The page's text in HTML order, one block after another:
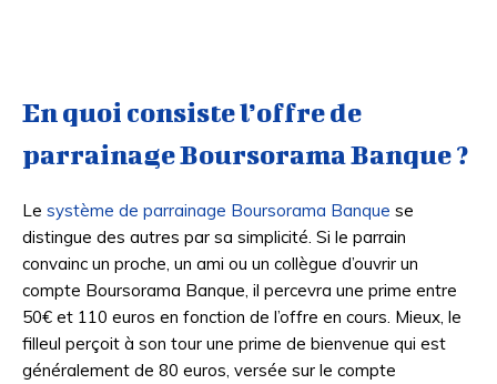
En quoi consiste l’offre de
parrainage Boursorama Banque ?
Le système de parrainage Boursorama Banque se
distingue des autres par sa simplicité. Si le parrain
convainc un proche, un ami ou un collègue d’ouvrir un
compte Boursorama Banque, il percevra une prime entre
50€ et 110 euros en fonction de l’offre en cours. Mieux, le
filleul perçoit à son tour une prime de bienvenue qui est
généralement de 80 euros, versée sur le compte